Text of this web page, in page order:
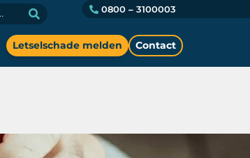
0800 – 3100003
Letselschade melden Contact